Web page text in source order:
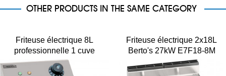
OTHER PRODUCTS IN THE SAME CATEGORY
Friteuse électrique 8L
professionnelle 1 cuve
Casselin CFE8
Friteuse électrique 2x18L
Berto's 27kW E7F18-8M